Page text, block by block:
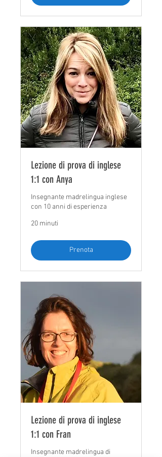
Lezione di prova di inglese
1:1 con Anya
Insegnante madrelingua inglese
con 10 anni di esperienza
20 minuti
Prenota
Lezione di prova di inglese
1:1 con Fran
Insegnante madrelingua di